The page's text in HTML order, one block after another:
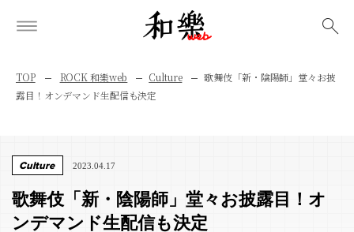
TOP ROCK 和樂web Culture
歌舞伎「新・陰陽師」堂々お披
露目！オンデマンド生配信も決定
Culture 2023.04.17
歌舞伎「新・陰陽師」堂々お披露目！オ
ンデマンド生配信も決定